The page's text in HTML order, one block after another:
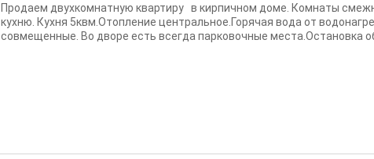
Продаем двухкомнатную квартиру в кирпичном доме. Комнаты
кухню. Кухня 5квм.Отопление центральное.Горячая вода от
совмещенные. Во дворе есть всегда парковочные места.Остановка